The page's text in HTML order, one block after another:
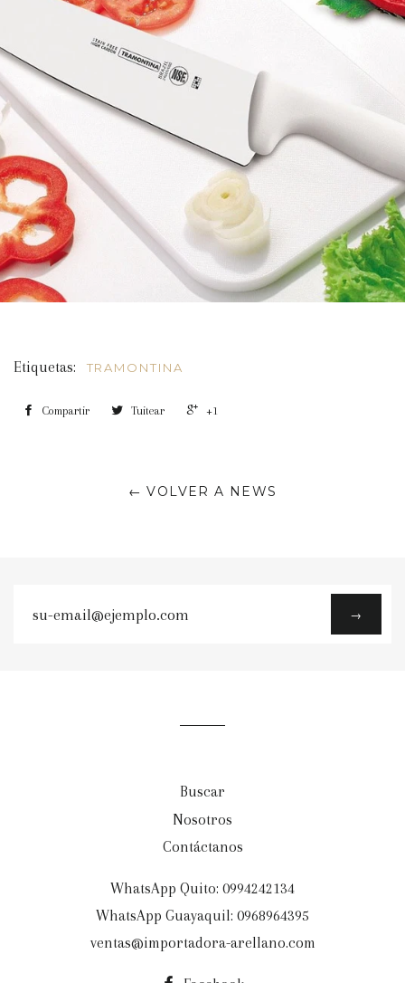
Etiquetas: TRAMONTINA
Compartir Tuitear +1
← VOLVER A NEWS
email@ejemplo.com
→
Buscar
Nosotros
Contáctanos
WhatsApp Quito: 0994242134
WhatsApp Guayaquil: 0968964395
ventas@importadora-arellano.com